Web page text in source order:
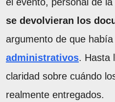
se devolvieran los
argumento de que había
administrativos. Hasta
claridad sobre cuándo
realmente entregados.